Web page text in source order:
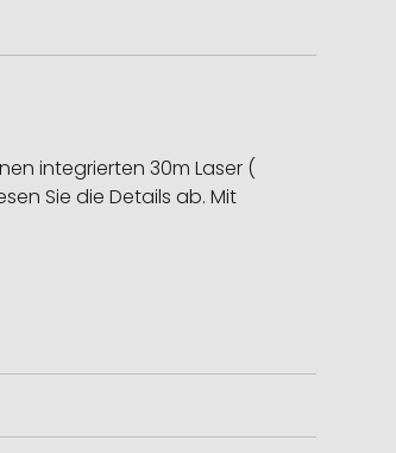
integrierten 30m Laser (
Sie die Details ab. Mit